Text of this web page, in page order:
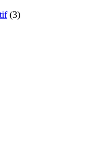
(3)